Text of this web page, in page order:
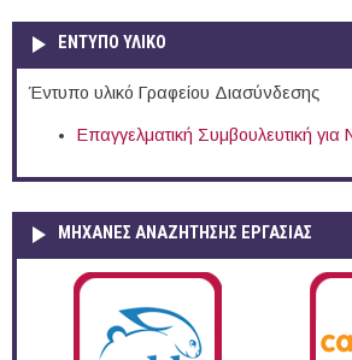
ΕΝΤΥΠΟ ΥΛΙΚΟ
Έντυπο υλικό Γραφείου Διασύνδεσης
Επαγγελματική Συμβουλευτική για
ΜΗΧΑΝΕΣ ΑΝΑΖΗΤΗΣΗΣ ΕΡΓΑΣΙΑΣ